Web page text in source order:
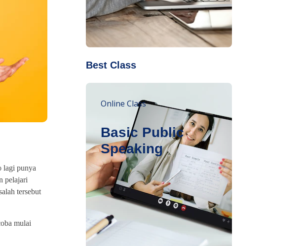
lagi punya
pelajari
tersebut
mulai
Best Class
Online Class
Basic Public
Speaking